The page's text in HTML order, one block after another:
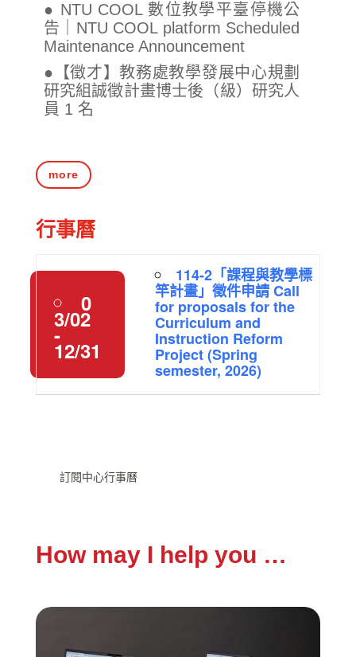
● NTU COOL 數位教學平臺停機公
告｜NTU COOL platform Scheduled
Maintenance Announcement
●【徵才】教務處教學發展中心規劃
研究組誠徵計畫博士後（級）研究人
員 1 名
more
行事曆
0
3/02
-
12/31
114-2「課程與教學標
竿計畫」徵件申請 Call
for proposals for the
Curriculum and
Instruction Reform
Project (Spring
semester, 2026)
訂閱中心行事曆
How may I help you …